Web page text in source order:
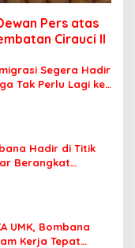
Pers atas
Cirauci II
Segera Hadir
Tak Perlu Lagi ke
Hadir di Titik
Berangkat
UMK, Bombana
Kerja Tepat